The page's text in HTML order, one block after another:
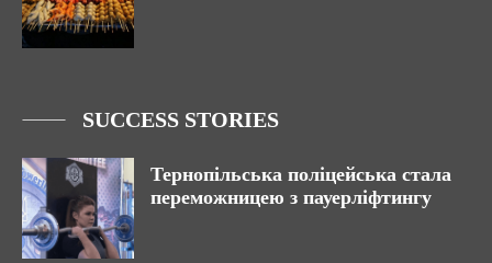
SUCCESS STORIES
Тернопільська поліцейська стала
переможницею з пауерліфтингу